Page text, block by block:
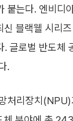
붙는다. 엔비
블랙웰 시리
글로벌 반도체
.
처리장치